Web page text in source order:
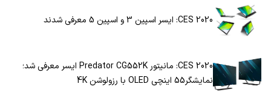
CES 2020: ایسر اسپین 3 و اسپین 5 معرفی شدند
CES 2020: مانیتور Predator CG552K ایسر معرفی شد؛‌
نمایشگر55 اینچی OLED با رزولوشن 4K